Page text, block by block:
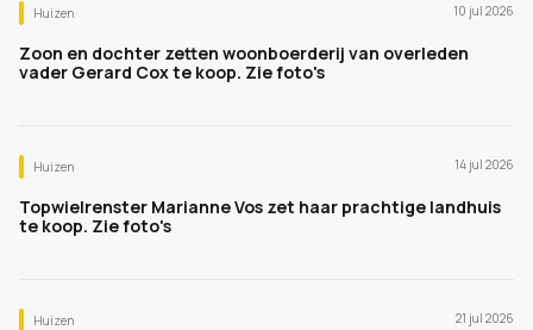
Huizen 10 jul 2026
Zoon en dochter zetten woonboerderij van overleden
vader Gerard Cox te koop. Zie foto's
Huizen 14 jul 2026
Topwielrenster Marianne Vos zet haar prachtige landhuis
te koop. Zie foto's
Huizen 21 jul 2026